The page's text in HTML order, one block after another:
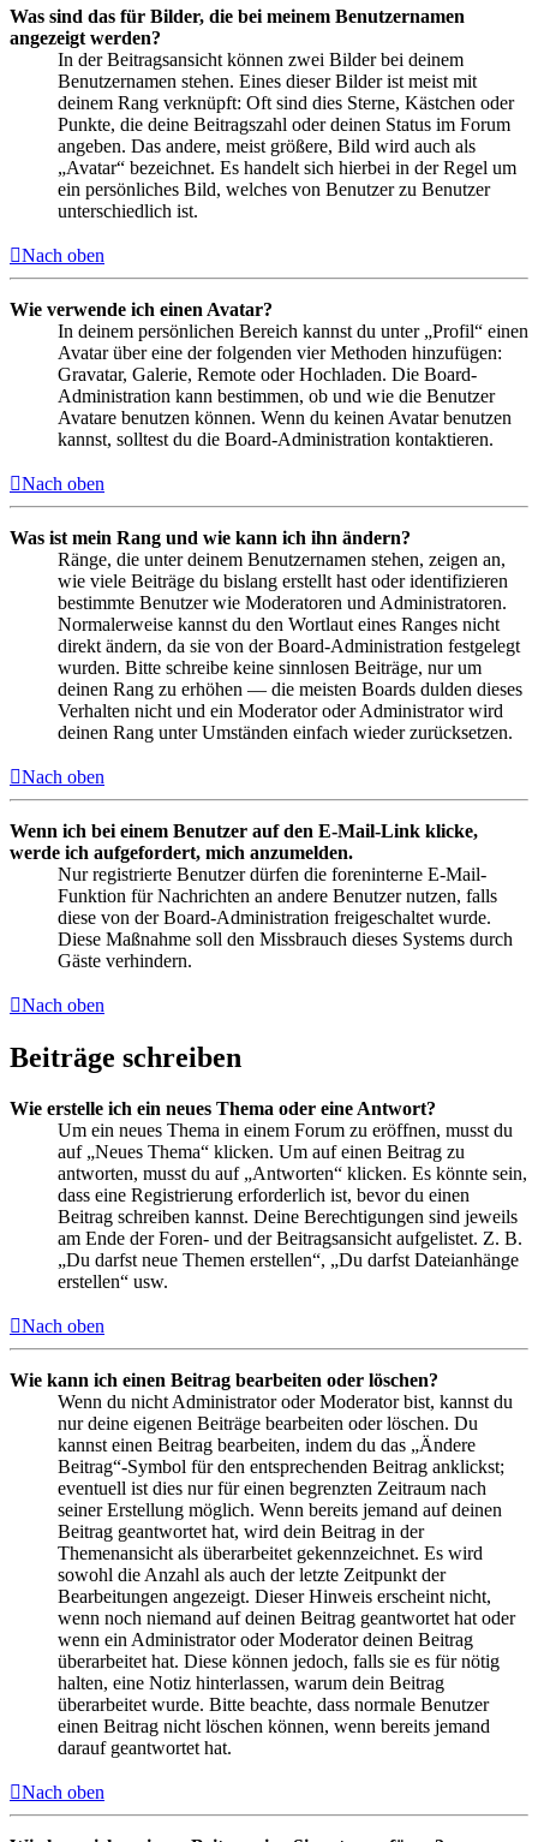
Was sind das für Bilder, die bei meinem Benutzernamen
angezeigt werden?
In der Beitragsansicht können zwei Bilder bei deinem
Benutzernamen stehen. Eines dieser Bilder ist meist mit
deinem Rang verknüpft: Oft sind dies Sterne, Kästchen oder
Punkte, die deine Beitragszahl oder deinen Status im Forum
angeben. Das andere, meist größere, Bild wird auch als
„Avatar“ bezeichnet. Es handelt sich hierbei in der Regel um
ein persönliches Bild, welches von Benutzer zu Benutzer
unterschiedlich ist.
Nach oben
Wie verwende ich einen Avatar?
In deinem persönlichen Bereich kannst du unter „Profil“ einen
Avatar über eine der folgenden vier Methoden hinzufügen:
Gravatar, Galerie, Remote oder Hochladen. Die Board-
Administration kann bestimmen, ob und wie die Benutzer
Avatare benutzen können. Wenn du keinen Avatar benutzen
kannst, solltest du die Board-Administration kontaktieren.
Nach oben
Was ist mein Rang und wie kann ich ihn ändern?
Ränge, die unter deinem Benutzernamen stehen, zeigen an,
wie viele Beiträge du bislang erstellt hast oder identifizieren
bestimmte Benutzer wie Moderatoren und Administratoren.
Normalerweise kannst du den Wortlaut eines Ranges nicht
direkt ändern, da sie von der Board-Administration festgelegt
wurden. Bitte schreibe keine sinnlosen Beiträge, nur um
deinen Rang zu erhöhen — die meisten Boards dulden dieses
Verhalten nicht und ein Moderator oder Administrator wird
deinen Rang unter Umständen einfach wieder zurücksetzen.
Nach oben
Wenn ich bei einem Benutzer auf den E-Mail-Link klicke,
werde ich aufgefordert, mich anzumelden.
Nur registrierte Benutzer dürfen die foreninterne E-Mail-
Funktion für Nachrichten an andere Benutzer nutzen, falls
diese von der Board-Administration freigeschaltet wurde.
Diese Maßnahme soll den Missbrauch dieses Systems durch
Gäste verhindern.
Nach oben
Beiträge schreiben
Wie erstelle ich ein neues Thema oder eine Antwort?
Um ein neues Thema in einem Forum zu eröffnen, musst du
auf „Neues Thema“ klicken. Um auf einen Beitrag zu
antworten, musst du auf „Antworten“ klicken. Es könnte sein,
dass eine Registrierung erforderlich ist, bevor du einen
Beitrag schreiben kannst. Deine Berechtigungen sind jeweils
am Ende der Foren- und der Beitragsansicht aufgelistet. Z. B.
„Du darfst neue Themen erstellen“, „Du darfst Dateianhänge
erstellen“ usw.
Nach oben
Wie kann ich einen Beitrag bearbeiten oder löschen?
Wenn du nicht Administrator oder Moderator bist, kannst du
nur deine eigenen Beiträge bearbeiten oder löschen. Du
kannst einen Beitrag bearbeiten, indem du das „Ändere
Beitrag“-Symbol für den entsprechenden Beitrag anklickst;
eventuell ist dies nur für einen begrenzten Zeitraum nach
seiner Erstellung möglich. Wenn bereits jemand auf deinen
Beitrag geantwortet hat, wird dein Beitrag in der
Themenansicht als überarbeitet gekennzeichnet. Es wird
sowohl die Anzahl als auch der letzte Zeitpunkt der
Bearbeitungen angezeigt. Dieser Hinweis erscheint nicht,
wenn noch niemand auf deinen Beitrag geantwortet hat oder
wenn ein Administrator oder Moderator deinen Beitrag
überarbeitet hat. Diese können jedoch, falls sie es für nötig
halten, eine Notiz hinterlassen, warum dein Beitrag
überarbeitet wurde. Bitte beachte, dass normale Benutzer
einen Beitrag nicht löschen können, wenn bereits jemand
darauf geantwortet hat.
Nach oben